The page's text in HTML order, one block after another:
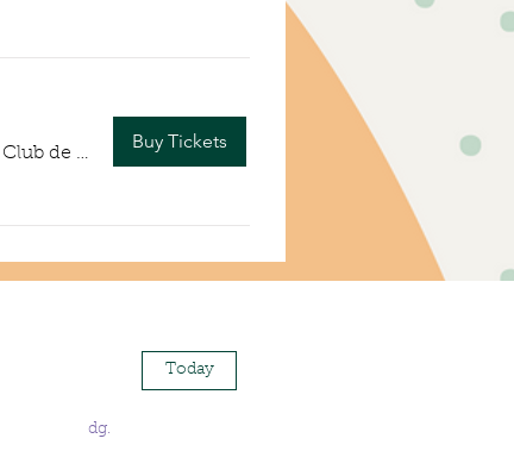
Club de Madres
Buy Tickets
Today
dg.